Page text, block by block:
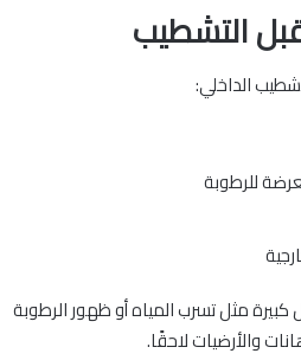
التشطيب
الداخلي:
للرطوبة
مثل تسرب المياه أو ظهور الرطوبة
والأرضيات لاحقًا.